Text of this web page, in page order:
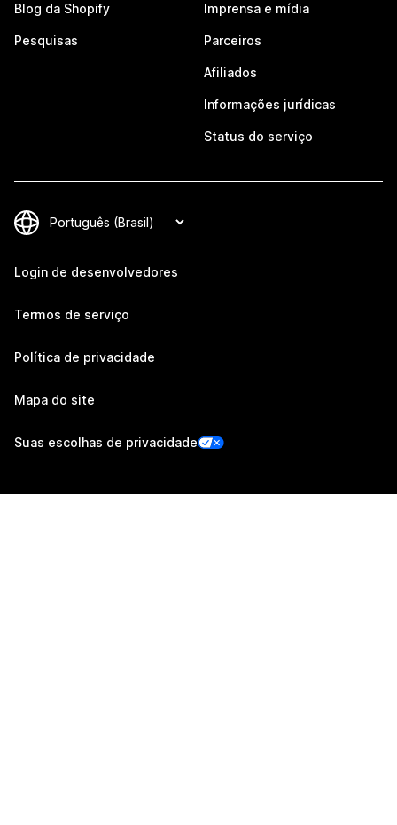
Blog da Shopify
Pesquisas
Imprensa e mídia
Parceiros
Afiliados
Informações jurídicas
Status do serviço
Login de desenvolvedores
Termos de serviço
Política de privacidade
Mapa do site
Suas escolhas de privacidade